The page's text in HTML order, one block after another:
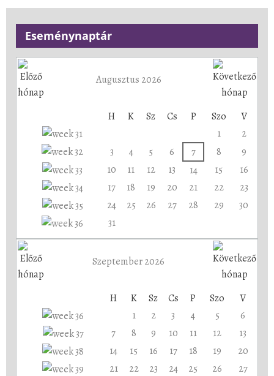
Eseménynaptár
Augusztus 2026
H K Sz Cs P Szo
V
1
2
3
4 5 6 7 8
9
10
11 12 13 14 15
16
17
18 19 20 21 22
23
24
25 26 27 28 29
30
31
Szeptember 2026
H K Sz Cs P Szo
V
1
2 3 4 5
6
7
8 9 10 11 12
13
14
15 16 17 18 19
20
21
22 23 24 25 26
27